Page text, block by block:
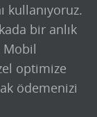
kullanıyoruz.
bir anlık
Mobil
optimize
ödemenizi